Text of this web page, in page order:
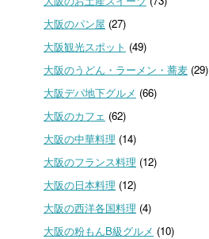
大阪のパン屋 (27)
大阪観光スポット (49)
大阪のうどん・ラーメン・蕎麦(29)
大阪デパ地下グルメ (66)
大阪のカフェ (62)
大阪の中華料理 (14)
大阪のフランス料理 (12)
大阪の日本料理 (12)
大阪の西洋各国料理 (4)
大阪の粉もんB級グルメ (10)